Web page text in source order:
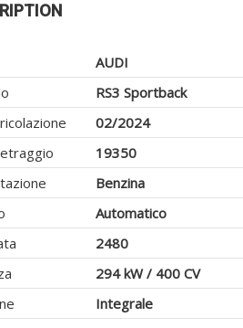
AUDI
RS3 Sportback
02/2024
19350
Benzina
Automatico
2480
294 kW / 400 CV
Integrale